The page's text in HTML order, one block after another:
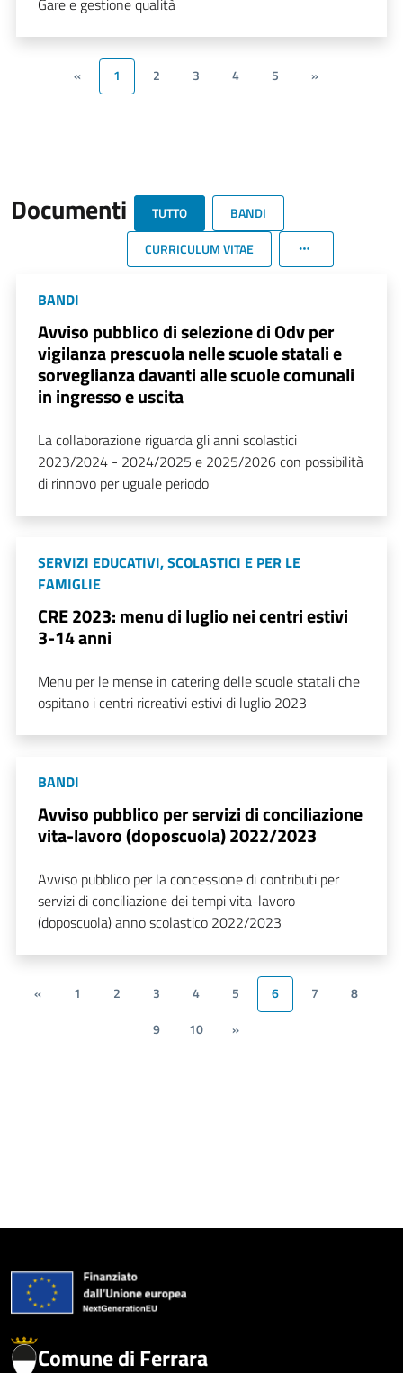
« 1 2 3 4 5 »
Documenti TUTTO
BANDI
CURRICULUM VITAE
BANDI
Avviso pubblico di selezione di Odv per
vigilanza prescuola nelle scuole statali e
sorveglianza davanti alle scuole comunali
in ingresso e uscita
La collaborazione riguarda gli anni scolastici
2023/2024 - 2024/2025 e 2025/2026 con possibilità
di rinnovo per uguale periodo
SERVIZI EDUCATIVI, SCOLASTICI E PER LE
FAMIGLIE
CRE 2023: menu di luglio nei centri estivi
3-14 anni
Menu per le mense in catering delle scuole statali che
ospitano i centri ricreativi estivi di luglio 2023
BANDI
Avviso pubblico per servizi di conciliazione
vita-lavoro (doposcuola) 2022/2023
Avviso pubblico per la concessione di contributi per
servizi di conciliazione dei tempi vita-lavoro
(doposcuola) anno scolastico 2022/2023
« 1 2 3 4 5 6 7
8
9
10 »
Comune di Ferrara